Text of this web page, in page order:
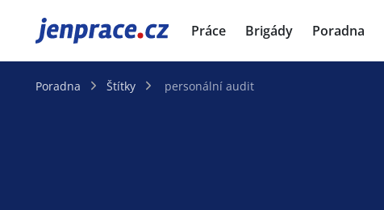
JenPráce.cz Práce Brigády Poradna
Poradna Štítky personální audit